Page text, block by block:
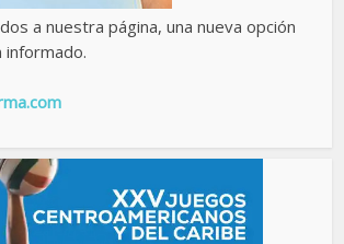
a nuestra página, una nueva opción